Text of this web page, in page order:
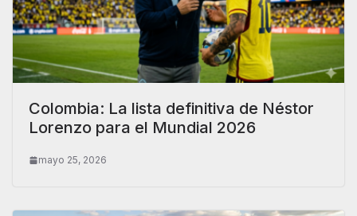
Colombia: La lista definitiva de Néstor
Lorenzo para el Mundial 2026
mayo 25, 2026